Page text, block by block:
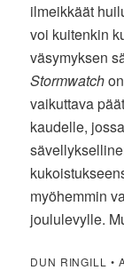
ilmeikkäät
voi kuitenkin
väsymyksen
Stormwatch
vaikuttava
kaudelle,
myöhemmin
joululevylle.
DUN RINGILL •